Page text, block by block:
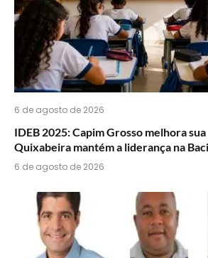
6 de agosto de 2026
IDEB 2025: Capim Grosso melhora
Quixabeira mantém a liderança na
6 de agosto de 2026